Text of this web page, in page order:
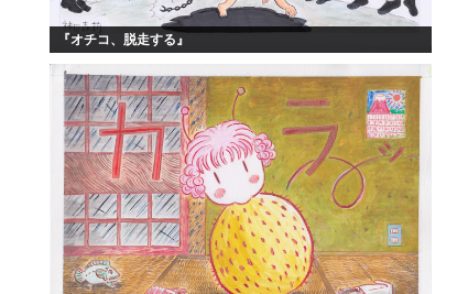
『オチコ、脱走する』